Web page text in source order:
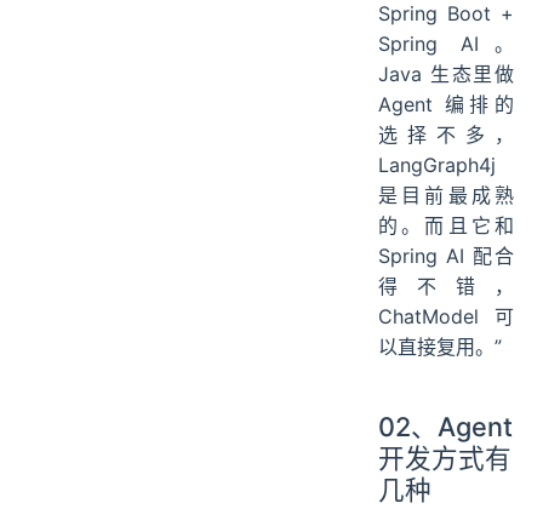
Spring Boot +
Spring AI。
Java 生态里做
Agent 编排的
选择不多，
LangGraph4j
是目前最成熟
的。而且它和
Spring AI 配合
得不错，
ChatModel 可
以直接复用。”
02、Agent
开发方式有
几种